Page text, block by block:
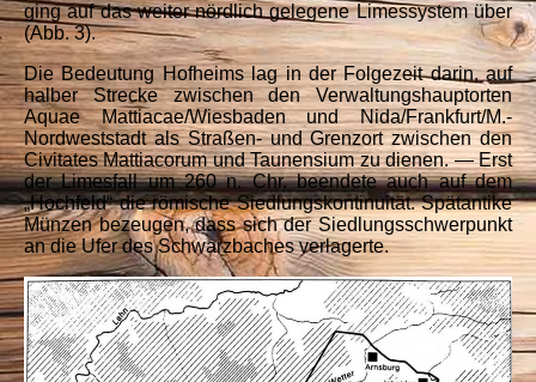
ging auf das weiter nördlich gelegene Limessystem über
(Abb. 3).
Die Bedeutung Hofheims lag in der Folgezeit darin, auf
halber Strecke zwischen den Verwaltungshauptorten
Aquae Mattiacae/Wiesbaden und Nida/Frankfurt/M.-
Nordweststadt als Straßen- und Grenzort zwischen den
Civitates Mattiacorum und Taunensium zu dienen. — Erst
der Limesfall um 260 n. Chr. beendete auch auf dem
„Hochfeld“ die römische Siedlungskontinuität. Spätantike
Münzen bezeugen, dass sich der Siedlungsschwerpunkt
an die Ufer des Schwarzbaches verlagerte.